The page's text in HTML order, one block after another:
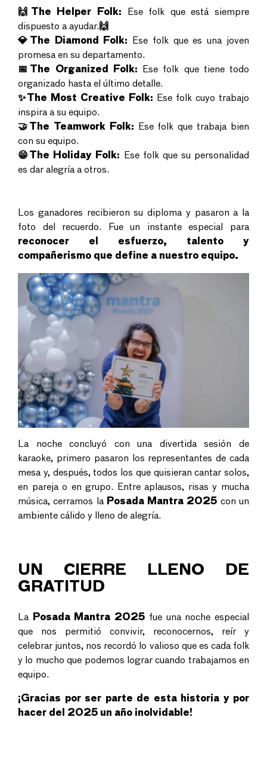
🙌The Helper Folk: Ese folk que está siempre
dispuesto a ayudar.🙌
💎The Diamond Folk: Ese folk que es una joven
promesa en su departamento.
📅The Organized Folk: Ese folk que tiene todo
organizado hasta el último detalle.
✨The Most Creative Folk: Ese folk cuyo trabajo
inspira a su equipo.
🤝The Teamwork Folk: Ese folk que trabaja bien
con su equipo.
😁The Holiday Folk: Ese folk que su personalidad
es dar alegría a otros.
Los ganadores recibieron su diploma y pasaron a la
foto del recuerdo. Fue un instante especial para
reconocer el esfuerzo, talento y
compañerismo que define a nuestro equipo.
La noche concluyó con una divertida sesión de
karaoke, primero pasaron los representantes de cada
mesa y, después, todos los que quisieran cantar solos,
en pareja o en grupo. Entre aplausos, risas y mucha
música, cerramos la Posada Mantra 2025 con un
ambiente cálido y lleno de alegría.
UN CIERRE LLENO DE
GRATITUD
La Posada Mantra 2025 fue una noche especial
que nos permitió convivir, reconocernos, reír y
celebrar juntos, nos recordó lo valioso que es cada folk
y lo mucho que podemos lograr cuando trabajamos en
equipo.
¡Gracias por ser parte de esta historia y por
hacer del 2025 un año inolvidable!